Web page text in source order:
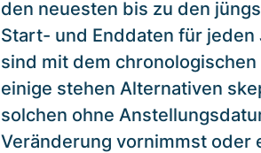
den neuesten bis zu den
Start- und Enddaten für
sind mit dem
einige stehen Alternativen
solchen ohne
Veränderung vornimmst oder